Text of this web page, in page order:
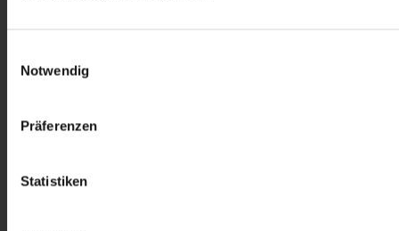
Notwendig
Präferenzen
Statistiken
Heckerdamm 230, 13627 Berlin |
Offene Kirche: Täglich 08-18 Uhr